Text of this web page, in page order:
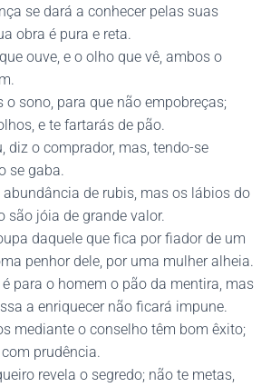
se dará a conhecer pelas suas
obra é pura e reta.
ouve, e o olho que vê, ambos o
o sono, para que não empobreças;
e te fartarás de pão.
diz o comprador, mas, tendo-se
se gaba.
abundância de rubis, mas os lábios do
são jóia de grande valor.
daquele que fica por fiador de um
penhor dele, por uma mulher alheia.
para o homem o pão da mentira, mas
a enriquecer não ficará impune.
mediante o conselho têm bom êxito;
prudência.
revela o segredo; não te metas,